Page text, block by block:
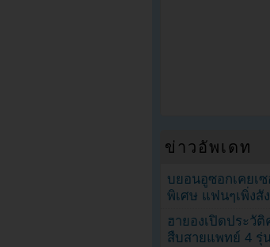
ข่าวอัพเดท
บยอนอูซอกเคยเ
พิเศษ แฟนๆเพิ่งสั
ฮายองเปิดประวั
สืบสายแพทย์ 4 รุ่